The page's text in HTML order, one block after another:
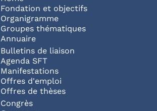
Fondation et objectifs
Organigramme
Groupes thématiques
Annuaire
Bulletins de liaison
Agenda SFT
Manifestations
Offres d'emploi
Offres de thèses
Congrès